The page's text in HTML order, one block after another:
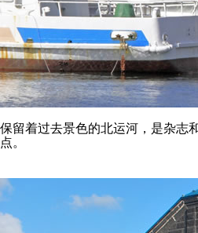
保留着过去景色的北运河，是杂志
点。